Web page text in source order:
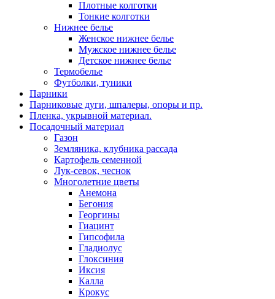
Плотные колготки
Тонкие колготки
Нижнее белье
Женское нижнее белье
Мужское нижнее белье
Детское нижнее белье
Термобелье
Футболки, туники
Парники
Парниковые дуги, шпалеры, опоры и пр.
Пленка, укрывной материал.
Посадочный материал
Газон
Земляника, клубника рассада
Картофель семенной
Лук-севок, чеснок
Многолетние цветы
Анемона
Бегония
Георгины
Гиацинт
Гипсофила
Гладиолус
Глоксиния
Иксия
Калла
Крокус